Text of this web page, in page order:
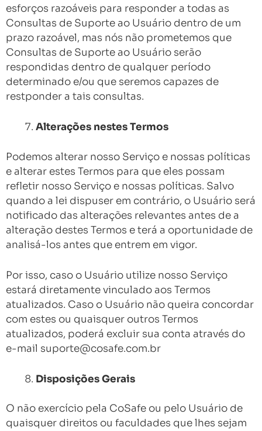
esforços razoáveis para responder a todas as
Consultas de Suporte ao Usuário dentro de um
prazo razoável, mas nós não prometemos que
Consultas de Suporte ao Usuário serão
respondidas dentro de qualquer período
determinado e/ou que seremos capazes de
restponder a tais consultas.
Alterações nestes Termos
Podemos alterar nosso Serviço e nossas políticas
e alterar estes Termos para que eles possam
refletir nosso Serviço e nossas políticas. Salvo
quando a lei dispuser em contrário, o Usuário será
notificado das alterações relevantes antes de a
alteração destes Termos e terá a oportunidade de
analisá-los antes que entrem em vigor.
Por isso, caso o Usuário utilize nosso Serviço
estará diretamente vinculado aos Termos
atualizados. Caso o Usuário não queira concordar
com estes ou quaisquer outros Termos
atualizados, poderá excluir sua conta através do
e-mail suporte@cosafe.com.br
Disposições Gerais
O não exercício pela CoSafe ou pelo Usuário de
quaisquer direitos ou faculdades que lhes sejam